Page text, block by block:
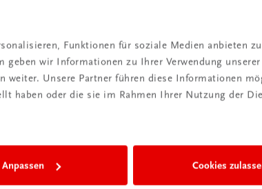
Funktionen für soziale Medien anbieten
geben wir Informationen zu Ihrer Verwendung unserer
weiter. Unsere Partner führen diese Informationen
haben oder die sie im Rahmen Ihrer Nutzung der
Anpassen Cookies